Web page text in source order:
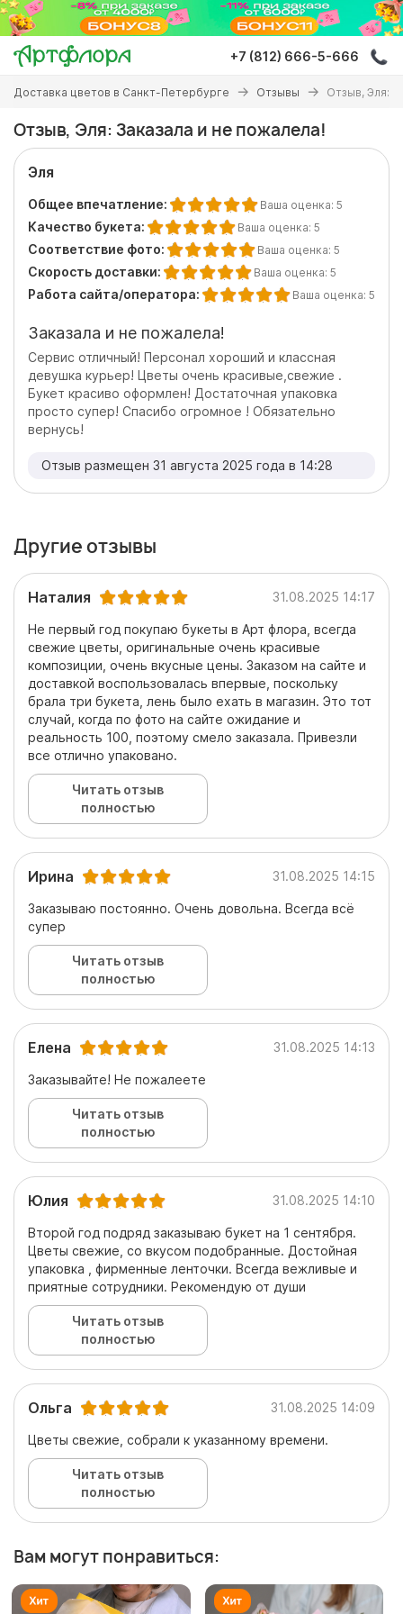
Перейти
основному
содержанию
+7 (812) 666-5-666
Вы
здесь
Доставка цветов в Санкт-Петербурге Отзывы Отзыв, Эля:
Отзыв, Эля: Заказала и не пожалела!
Эля
Общее впечатление: Ваша оценка: 5
Качество букета: Ваша оценка: 5
Соответствие фото: Ваша оценка: 5
Скорость доставки: Ваша оценка: 5
Работа сайта/оператора: Ваша оценка: 5
Заказала и не пожалела!
Сервис отличный! Персонал хороший и классная
девушка курьер! Цветы очень красивые,свежие .
Букет красиво оформлен! Достаточная упаковка
просто супер! Спасибо огромное ! Обязательно
вернусь!
Отзыв размещен 31 августа 2025 года в 14:28
Другие отзывы
Наталия 31.08.2025 14:17
Не первый год покупаю букеты в Арт флора, всегда
свежие цветы, оригинальные очень красивые
композиции, очень вкусные цены. Заказом на сайте и
доставкой воспользовалась впервые, поскольку
брала три букета, лень было ехать в магазин. Это тот
случай, когда по фото на сайте ожидание и
реальность 100, поэтому смело заказала. Привезли
все отлично упаковано.
Читать отзыв
полностью
Ирина 31.08.2025 14:15
Заказываю постоянно. Очень довольна. Всегда всё
супер
Читать отзыв
полностью
Елена 31.08.2025 14:13
Заказывайте! Не пожалеете
Читать отзыв
полностью
Юлия 31.08.2025 14:10
Второй год подряд заказываю букет на 1 сентября.
Цветы свежие, со вкусом подобранные. Достойная
упаковка , фирменные ленточки. Всегда вежливые и
приятные сотрудники. Рекомендую от души
Читать отзыв
полностью
Ольга 31.08.2025 14:09
Цветы свежие, собрали к указанному времени.
Читать отзыв
полностью
Вам могут понравиться: